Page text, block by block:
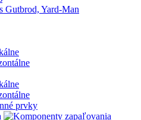
Gutbrod, Yard-Man